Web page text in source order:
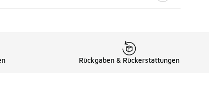
Rückgaben & Rückerstattungen